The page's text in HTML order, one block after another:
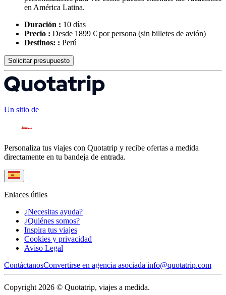
en América Latina.
Duración : 10 días
Precio : Desde 1899 € por persona (sin billetes de avión)
Destinos: : Perú
Solicitar presupuesto
Un sitio de
Personaliza tus viajes con Quotatrip y recibe ofertas a medida
directamente en tu bandeja de entrada.
Enlaces útiles
¿Necesitas ayuda?
¿Quiénes somos?
Inspira tus viajes
Cookies y privacidad
Aviso Legal
ContáctanosConvertirse en agencia asociada info@quotatrip.com
Copyright 2026 © Quotatrip, viajes a medida.